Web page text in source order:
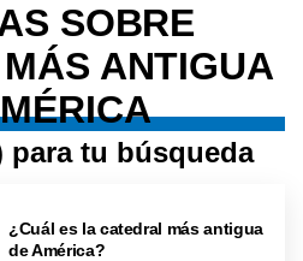
SOBRE
ANTIGUA
para tu búsqueda
¿Cuál es la catedral más antigua
de América?